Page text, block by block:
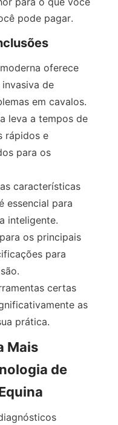
pode pagar.
oferece
invasiva de
em cavalos.
leva a tempos de
rápidos e
para os
características
essencial para
inteligente.
os principais
para
certas
as
prática.
Mais
de